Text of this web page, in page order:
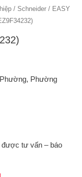
/ Schneider / EASY
Phường
được tư vấn – báo